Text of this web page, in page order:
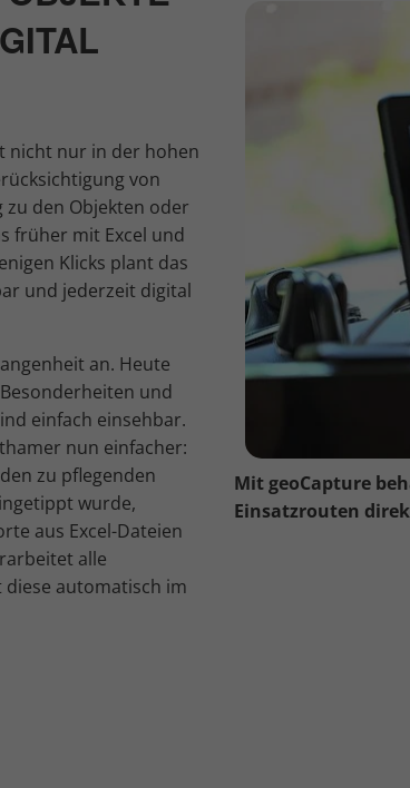
nicht nur in der hohen
von
zu den Objekten oder
früher mit Excel und
Klicks plant das
und jederzeit digital
an. Heute
und
einfach einsehbar.
nun einfacher:
zu pflegenden
wurde,
aus Excel-Dateien
alle
automatisch im
Mit geoCapture
Einsatzrouten